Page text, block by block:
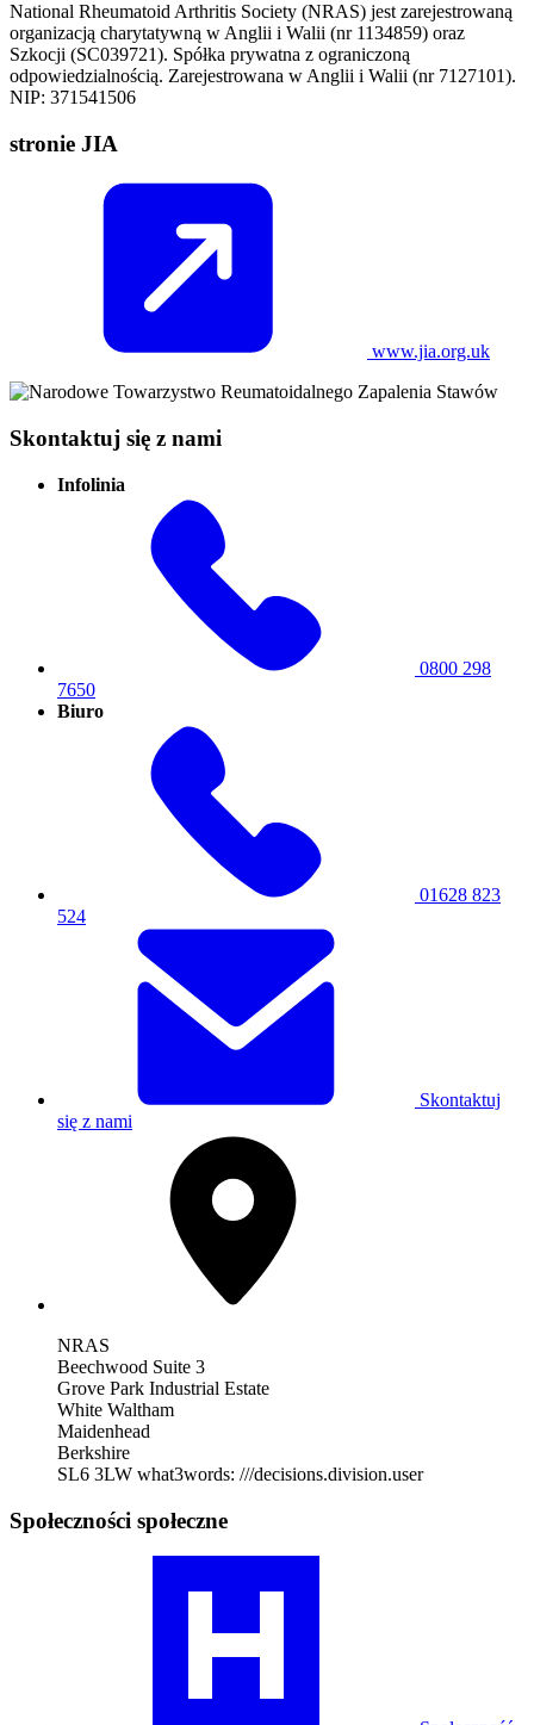
National Rheumatoid Arthritis Society (NRAS) jest zarejestrowaną
organizacją charytatywną w Anglii i Walii (nr 1134859) oraz
Szkocji (SC039721). Spółka prywatna z ograniczoną
odpowiedzialnością. Zarejestrowana w Anglii i Walii (nr 7127101).
NIP: 371541506
stronie JIA
www.jia.org.uk
Skontaktuj się z nami
Infolinia
0800 298
7650
Biuro
01628 823
524
Skontaktuj
się z nami
NRAS
Beechwood Suite 3
Grove Park Industrial Estate
White Waltham
Maidenhead
Berkshire
SL6 3LW what3words: ///decisions.division.user
Społeczności społeczne